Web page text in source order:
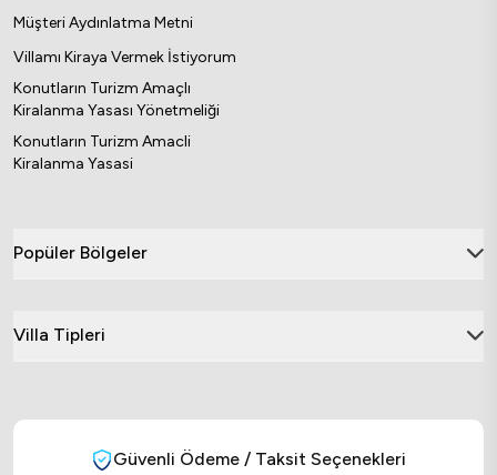
Müşteri Aydınlatma Metni
Villamı Kiraya Vermek İstiyorum
Konutların Turizm Amaçlı
Kiralanma Yasası Yönetmeliği
Konutların Turizm Amacli
Kiralanma Yasasi
Popüler Bölgeler
Villa Tipleri
Güvenli Ödeme / Taksit Seçenekleri